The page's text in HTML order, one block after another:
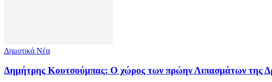
Δημοτικά Νέα
Δημήτρης Κουτσούμπας: Ο χώρος των πρώην Λιπασμάτων της